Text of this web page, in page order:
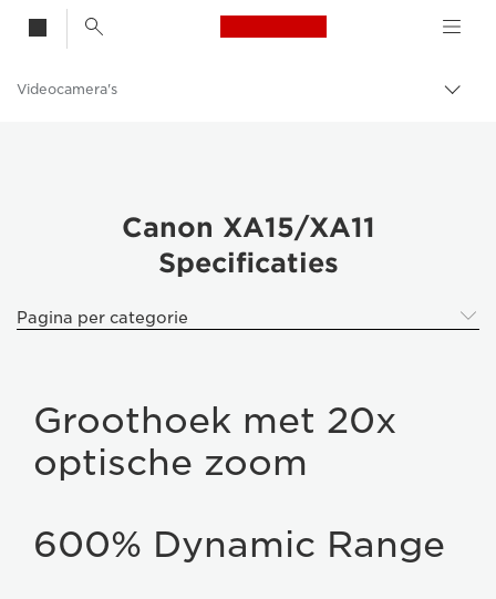
Canon Logo, back
Videocamera's
Canon XA15/XA11
Specificaties
Pagina per categorie
Groothoek met 20x
optische zoom
600% Dynamic Range